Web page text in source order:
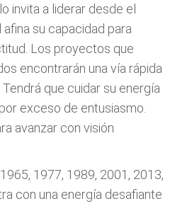
invita a liderar desde el
su capacidad para
Los proyectos que
encontrarán una vía rápida
que cuidar su energía
exceso de entusiasmo.
avanzar con visión
1977, 1989, 2001, 2013,
con una energía desafiante